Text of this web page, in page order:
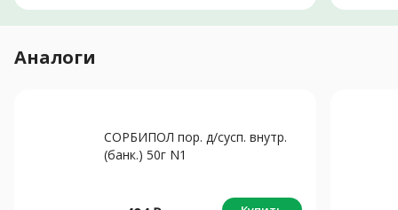
Аналоги
СОРБИПОЛ пор. д/сусп. внутр.
(банк.) 50г N1